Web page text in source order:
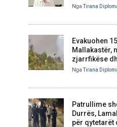
NgaTirana
Evakuohen
Mallakastër,
zjarrfikëse
NgaTirana
Patrullime
Durrës,
për qytetarët